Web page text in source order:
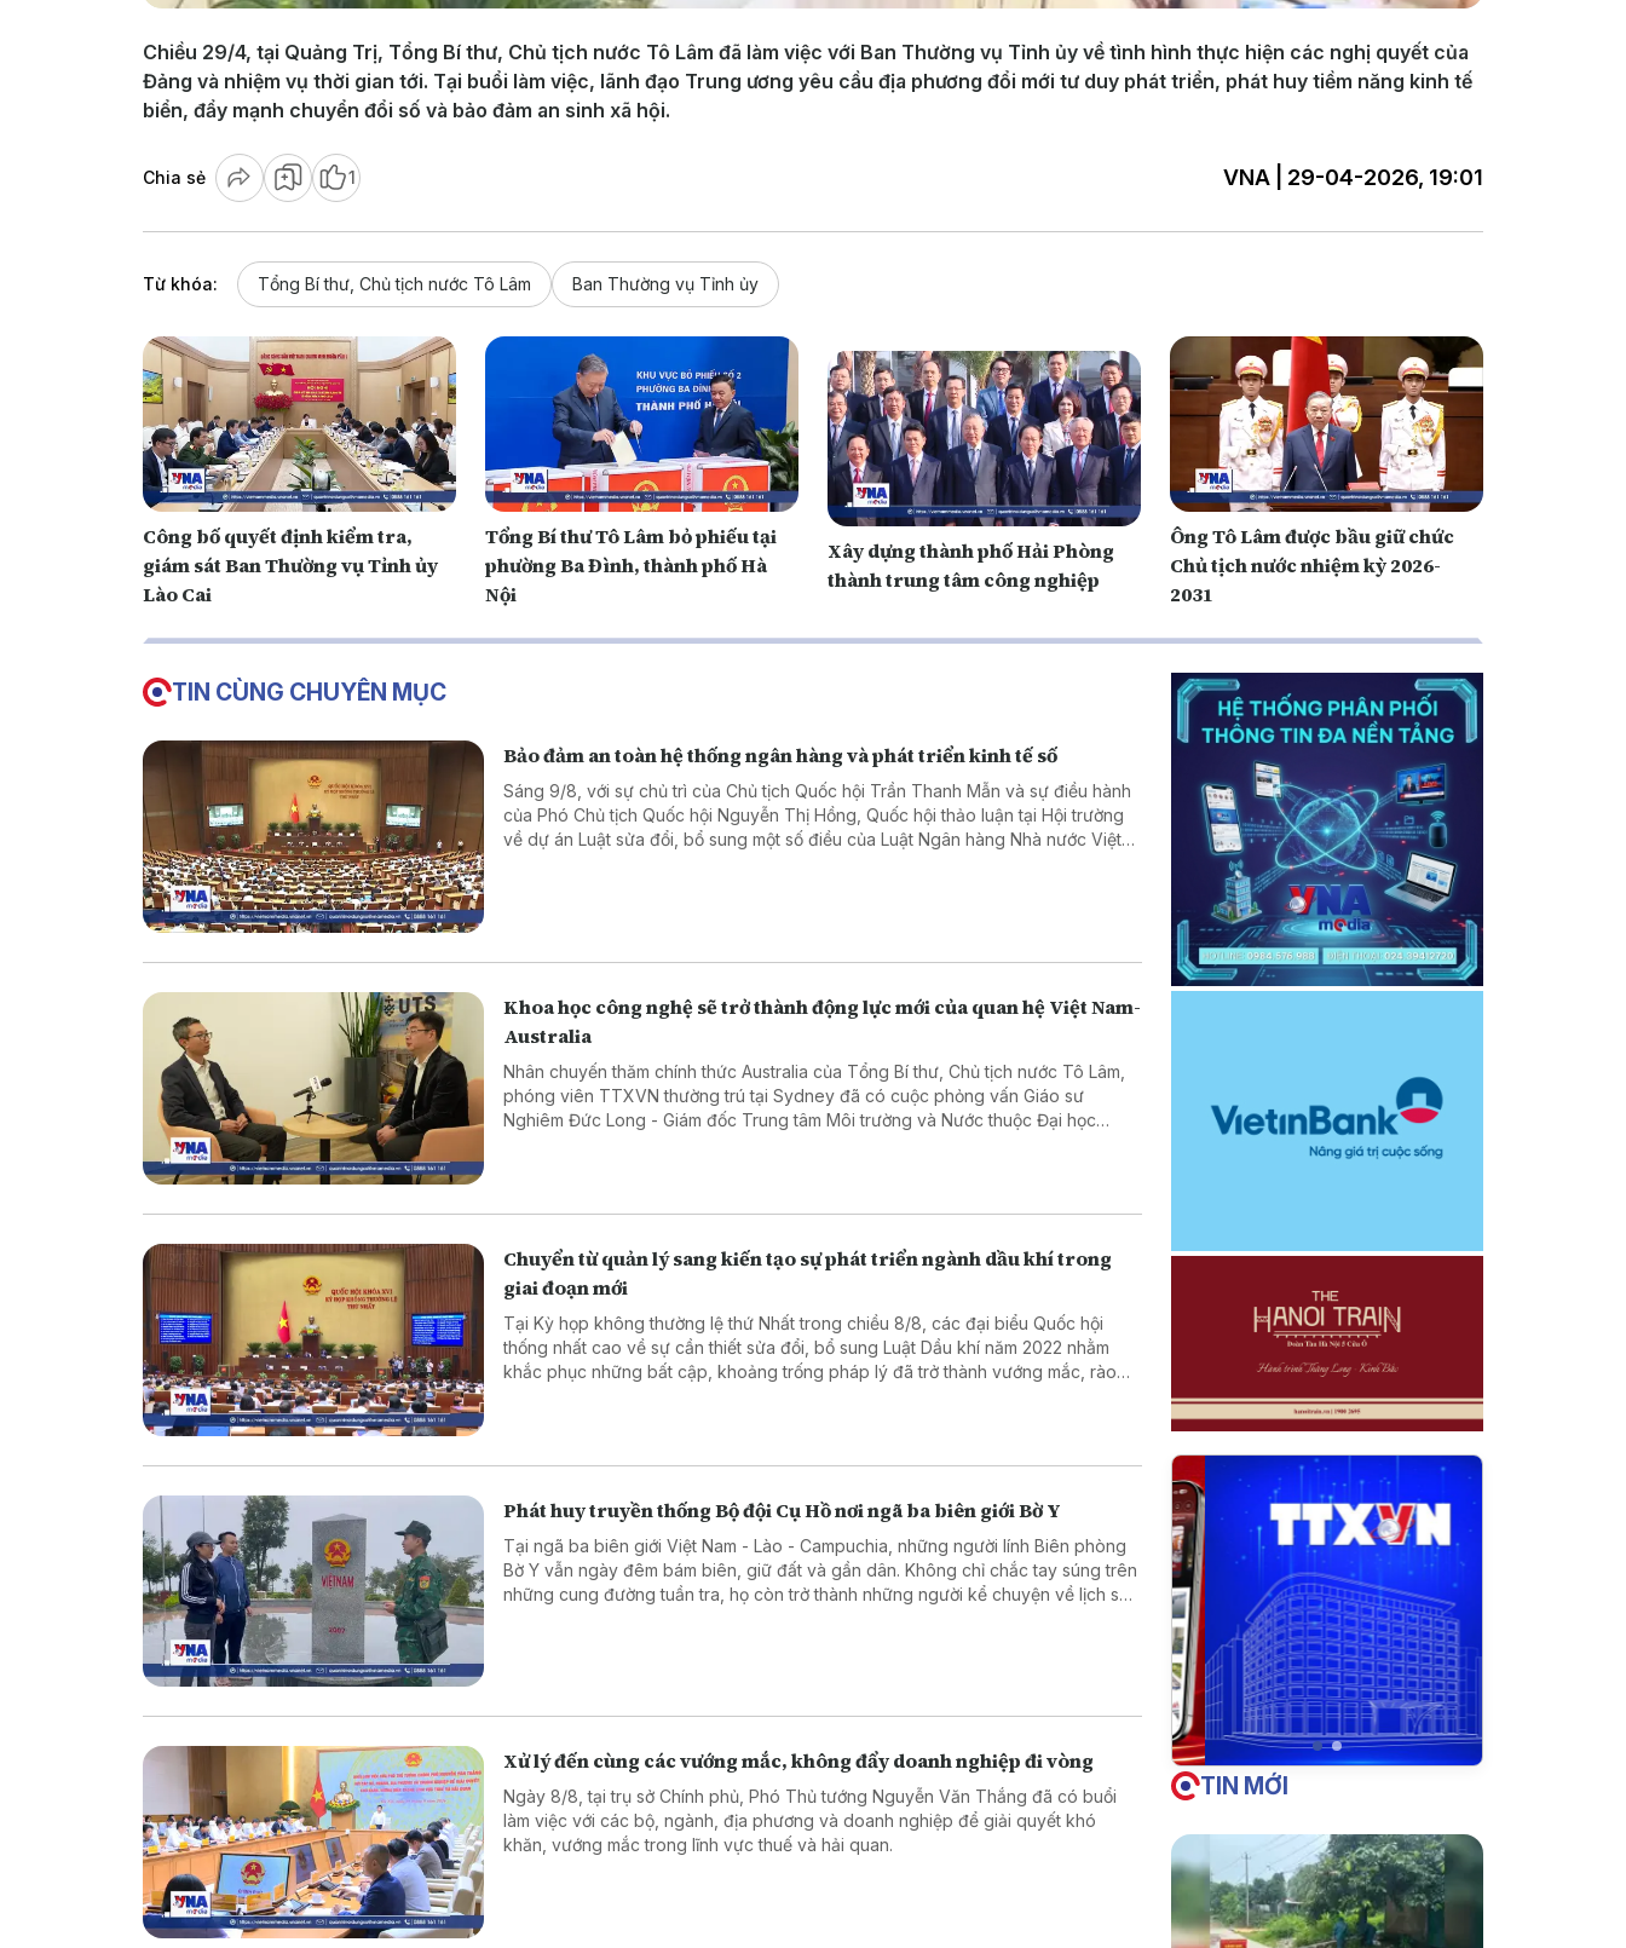
Chiều 29/4, tại Quảng Trị, Tổng Bí thư, Chủ tịch nước Tô Lâm đã làm việc với Ban Thường vụ Tỉnh ủy về tình hình thực hiện các nghị quyết của
Đảng và nhiệm vụ thời gian tới. Tại buổi làm việc, lãnh đạo Trung ương yêu cầu địa phương đổi mới tư duy phát triển, phát huy tiềm năng kinh tế
biển, đẩy mạnh chuyển đổi số và bảo đảm an sinh xã hội.
Chia sẻ 1 VNA | 29-04-2026, 19:01
Từ khóa: Tổng Bí thư, Chủ tịch nước Tô Lâm Ban Thường vụ Tỉnh ủy
Công bố quyết định kiểm tra,
giám sát Ban Thường vụ Tỉnh ủy
Lào Cai
Tổng Bí thư Tô Lâm bỏ phiếu tại
phường Ba Đình, thành phố Hà
Nội
Xây dựng thành phố Hải Phòng
thành trung tâm công nghiệp
Ông Tô Lâm được bầu giữ chức
Chủ tịch nước nhiệm kỳ 2026-
2031
TIN CÙNG CHUYÊN MỤC
Bảo đảm an toàn hệ thống ngân hàng và phát triển kinh tế số
Sáng 9/8, với sự chủ trì của Chủ tịch Quốc hội Trần Thanh Mẫn và sự điều hành
của Phó Chủ tịch Quốc hội Nguyễn Thị Hồng, Quốc hội thảo luận tại Hội trường
về dự án Luật sửa đổi, bổ sung một số điều của Luật Ngân hàng Nhà nước Việt
Khoa học công nghệ sẽ trở thành động lực mới của quan hệ Việt Nam-
Australia
Nhân chuyến thăm chính thức Australia của Tổng Bí thư, Chủ tịch nước Tô Lâm,
phóng viên TTXVN thường trú tại Sydney đã có cuộc phỏng vấn Giáo sư
Nghiêm Đức Long - Giám đốc Trung tâm Môi trường và Nước thuộc Đại học
Chuyển từ quản lý sang kiến tạo sự phát triển ngành dầu khí trong
giai đoạn mới
Tại Kỳ họp không thường lệ thứ Nhất trong chiều 8/8, các đại biểu Quốc hội
thống nhất cao về sự cần thiết sửa đổi, bổ sung Luật Dầu khí năm 2022 nhằm
khắc phục những bất cập, khoảng trống pháp lý đã trở thành vướng mắc, rào
Phát huy truyền thống Bộ đội Cụ Hồ nơi ngã ba biên giới Bờ Y
Tại ngã ba biên giới Việt Nam - Lào - Campuchia, những người lính Biên phòng
Bờ Y vẫn ngày đêm bám biên, giữ đất và gần dân. Không chỉ chắc tay súng trên
những cung đường tuần tra, họ còn trở thành những người kể chuyện về lịch sử,
Xử lý đến cùng các vướng mắc, không đẩy doanh nghiệp đi vòng
Ngày 8/8, tại trụ sở Chính phủ, Phó Thủ tướng Nguyễn Văn Thắng đã có buổi
làm việc với các bộ, ngành, địa phương và doanh nghiệp để giải quyết khó
khăn, vướng mắc trong lĩnh vực thuế và hải quan.
TIN MỚI